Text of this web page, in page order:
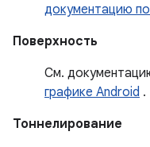
документацию
Поверхность
См.
графике Android .
Тоннелирование